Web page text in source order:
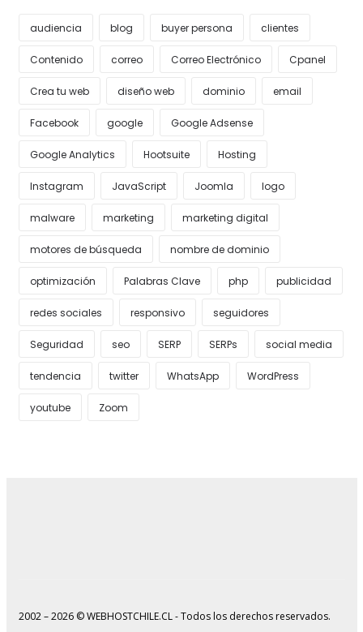
audiencia blog buyer persona clientes
Contenido correo Correo Electrónico Cpanel
Crea tu web diseño web dominio email
Facebook google Google Adsense
Google Analytics Hootsuite Hosting
Instagram JavaScript Joomla logo
malware marketing marketing digital
motores de búsqueda nombre de dominio
optimización Palabras Clave php publicidad
redes sociales responsivo seguidores
Seguridad seo SERP SERPs social media
tendencia twitter WhatsApp WordPress
youtube Zoom
2002 – 2026 © WEBHOSTCHILE.CL - Todos los derechos reservados.